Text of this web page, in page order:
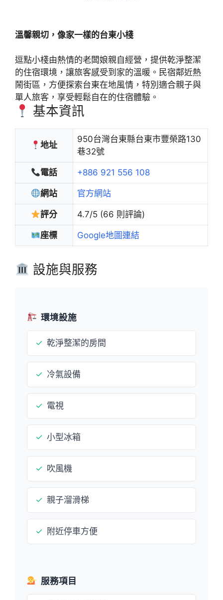
溫馨親切，像家一樣的台東小棧
逗點小棧由熱情的老闆娘親自經營，提供乾淨整潔
的住宿環境，讓旅客感受到家的溫暖。民宿鄰近熱
鬧街區，方便探索台東在地風情，特別適合親子與
單人旅客，享受輕鬆自在的住宿體驗。
基本資訊
地址
950台灣台東縣台東市豐榮路130
巷32號
電話 +886 921 556 108
網站 官方網站
評分 4.7/5 (66 則評論)
座標 Google地圖連結
設施與服務
環境設施
✓ 乾淨整潔的房間
✓ 冷氣設備
✓ 電視
✓ 小型冰箱
✓ 吹風機
✓ 親子溜滑梯
✓ 附近停車方便
服務項目